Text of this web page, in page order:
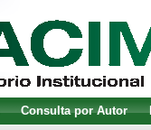
Consulta por Autor